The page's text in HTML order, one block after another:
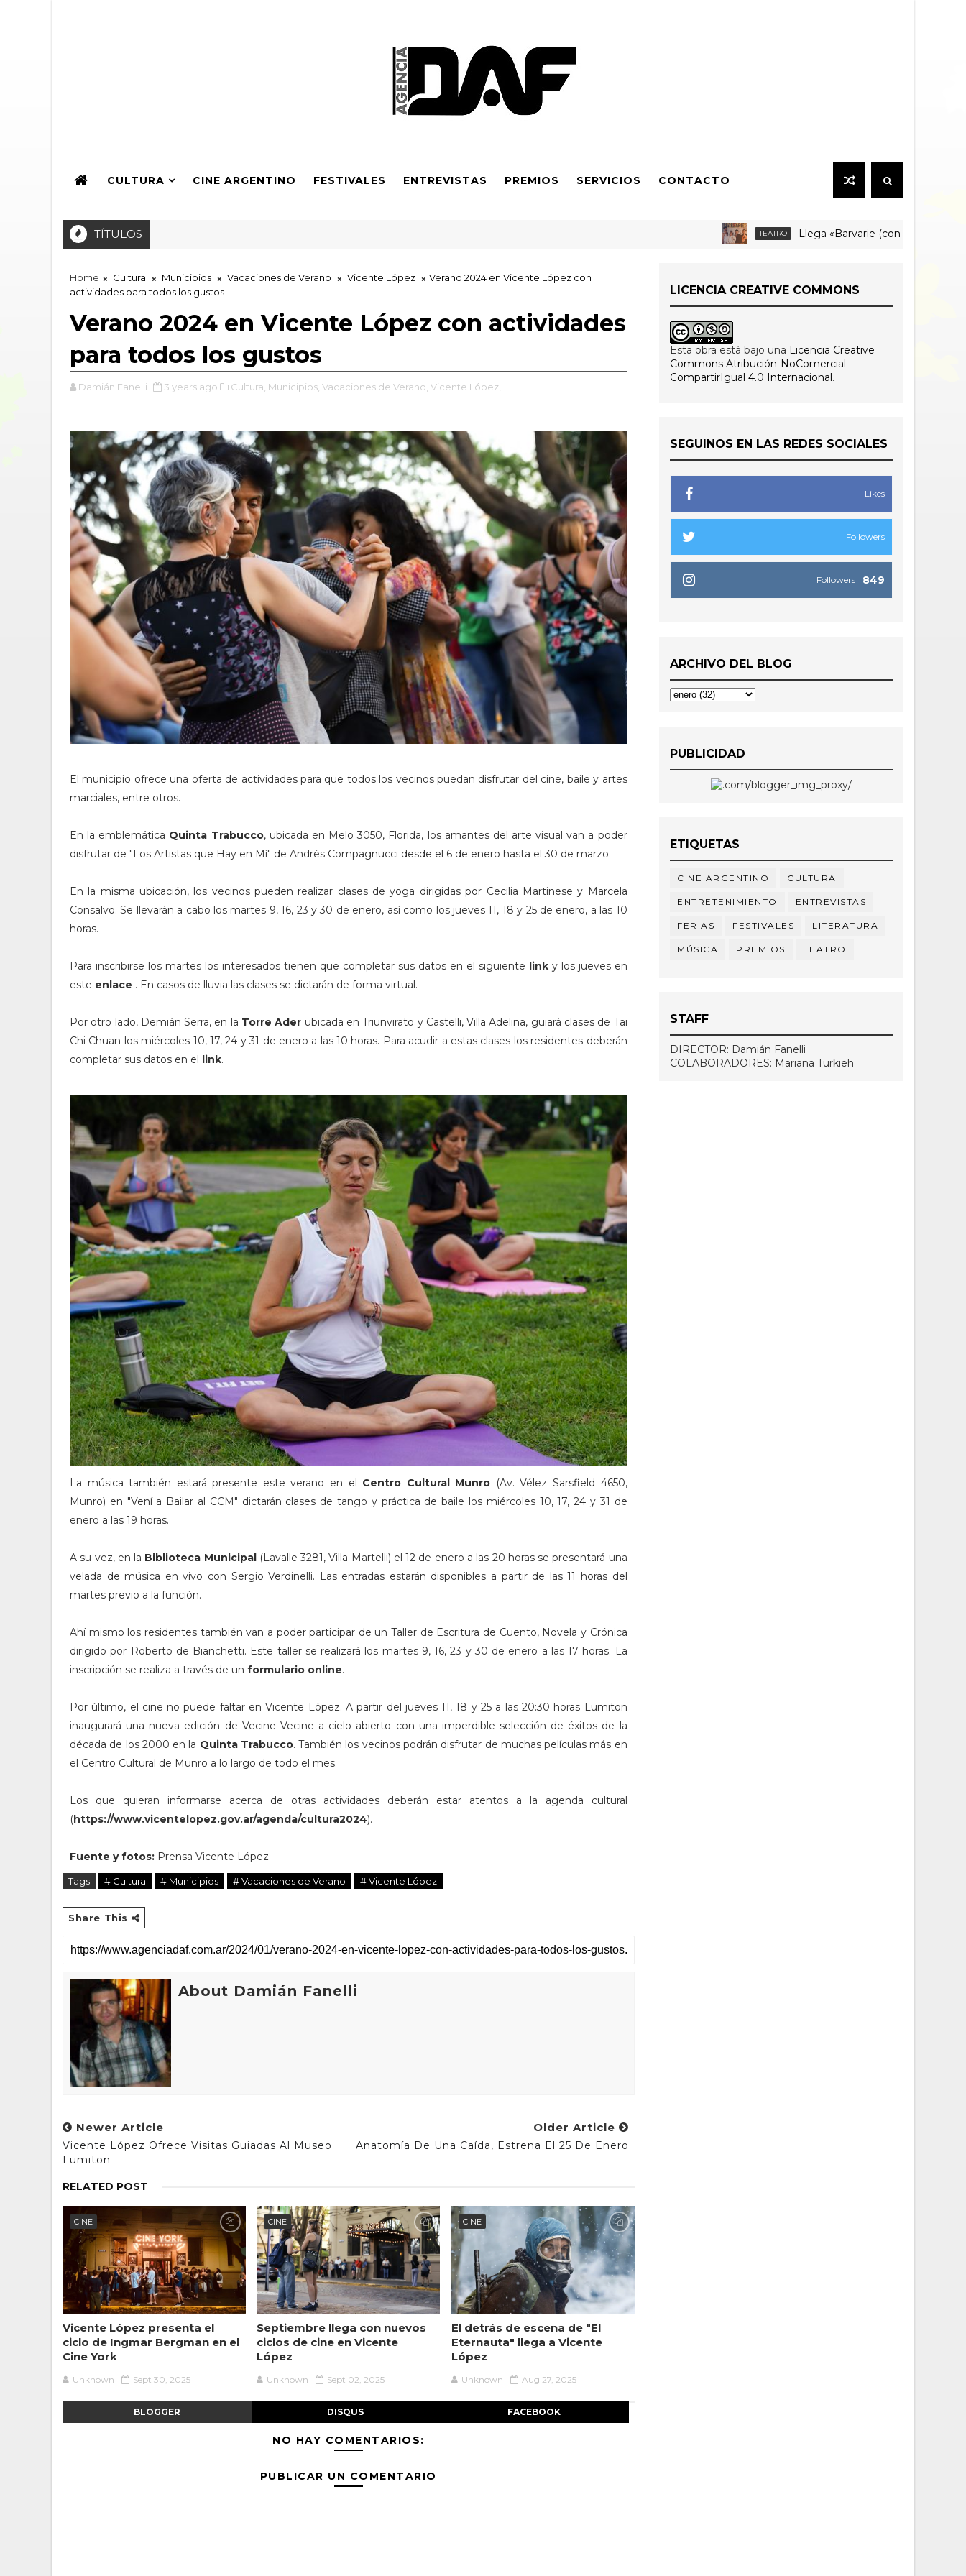
CULTURA CINE ARGENTINO FESTIVALES ENTREVISTAS PREMIOS SERVICIOS CONTACTO
TÍTULOS TEATRO Llega «Barvarie (con v corta)» a
Home Cultura Municipios Vacaciones de Verano Vicente López
Verano 2024 en Vicente López con
actividades para todos los gustos
Verano 2024 en Vicente López con actividades
para todos los gustos
Damián Fanelli 3 years ago Cultura, Municipios, Vacaciones de Verano, Vicente López,
El municipio ofrece una oferta de actividades para que todos los vecinos puedan disfrutar del cine, baile y artes
marciales, entre otros.
En la emblemática Quinta Trabucco, ubicada en Melo 3050, Florida, los amantes del arte visual van a poder
disfrutar de "Los Artistas que Hay en Mí" de Andrés Compagnucci desde el 6 de enero hasta el 30 de marzo.
En la misma ubicación, los vecinos pueden realizar clases de yoga dirigidas por Cecilia Martinese y Marcela
Consalvo. Se llevarán a cabo los martes 9, 16, 23 y 30 de enero, así como los jueves 11, 18 y 25 de enero, a las 10
horas.
Para inscribirse los martes los interesados tienen que completar sus datos en el siguiente linky los jueves en
este enlace . En casos de lluvia las clases se dictarán de forma virtual.
Por otro lado, Demián Serra, en la Torre Ader ubicada en Triunvirato y Castelli, Villa Adelina, guiará clases de Tai
Chi Chuan los miércoles 10, 17, 24 y 31 de enero a las 10 horas. Para acudir a estas clases los residentes deberán
completar sus datos en el link.
La música también estará presente este verano en el Centro Cultural Munro (Av. Vélez Sarsfield 4650,
Munro) en "Vení a Bailar al CCM" dictarán clases de tango y práctica de baile los miércoles 10, 17, 24 y 31 de
enero a las 19 horas.
A su vez, en la Biblioteca Municipal (Lavalle 3281, Villa Martelli) el 12 de enero a las 20 horas se presentará una
velada de música en vivo con Sergio Verdinelli. Las entradas estarán disponibles a partir de las 11 horas del
martes previo a la función.
Ahí mismo los residentes también van a poder participar de un Taller de Escritura de Cuento, Novela y Crónica
dirigido por Roberto de Bianchetti. Este taller se realizará los martes 9, 16, 23 y 30 de enero a las 17 horas. La
inscripción se realiza a través de un formulario online.
Por último, el cine no puede faltar en Vicente López. A partir del jueves 11, 18 y 25 a las 20:30 horas Lumiton
inaugurará una nueva edición de Vecine Vecine a cielo abierto con una imperdible selección de éxitos de la
década de los 2000 en la Quinta Trabucco. También los vecinos podrán disfrutar de muchas películas más en
el Centro Cultural de Munro a lo largo de todo el mes.
Los que quieran informarse acerca de otras actividades deberán estar atentos a la agenda cultural
(https://www.vicentelopez.gov.ar/agenda/cultura2024).
Fuente y fotos: Prensa Vicente López
Tags # Cultura # Municipios # Vacaciones de Verano # Vicente López
Share This
About Damián Fanelli
Newer Article
Vicente López Ofrece Visitas Guiadas Al Museo
Lumiton
Older Article
Anatomía De Una Caída, Estrena El 25 De Enero
RELATED POST
CINE
Vicente López presenta el
ciclo de Ingmar Bergman en el
Cine York
Unknown Sept 30, 2025
CINE
Septiembre llega con nuevos
ciclos de cine en Vicente
López
Unknown Sept 02, 2025
CINE
El detrás de escena de "El
Eternauta" llega a Vicente
López
Unknown Aug 27, 2025
BLOGGER DISQUS FACEBOOK
NO HAY COMENTARIOS:
PUBLICAR UN COMENTARIO
LICENCIA CREATIVE COMMONS
Esta obra está bajo una Licencia Creative
Commons Atribución-NoComercial-
CompartirIgual 4.0 Internacional.
SEGUINOS EN LAS REDES SOCIALES
Likes
Followers
849
Followers
ARCHIVO DEL BLOG
PUBLICIDAD
ETIQUETAS
CINE ARGENTINO CULTURA
ENTRETENIMIENTO ENTREVISTAS
FERIAS FESTIVALES LITERATURA
MÚSICA PREMIOS TEATRO
STAFF
DIRECTOR: Damián Fanelli
COLABORADORES: Mariana Turkieh